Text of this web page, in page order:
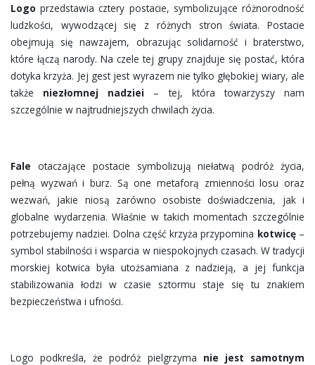
Logoprzedstawia cztery postacie, symbolizujące różnorodność
ludzkości, wywodzącej się z różnych stron świata. Postacie
obejmują się nawzajem, obrazując solidarność i braterstwo,
które łączą narody. Na czele tej grupy znajduje się postać, która
dotyka krzyża. Jej gest jest wyrazem nie tylko głębokiej wiary, ale
także niezłomnej nadziei – tej, która towarzyszy nam
szczególnie w najtrudniejszych chwilach życia.
Fale otaczające postacie symbolizują niełatwą podróż życia,
pełną wyzwań i burz. Są one metaforą zmienności losu oraz
wezwań, jakie niosą zarówno osobiste doświadczenia, jak i
globalne wydarzenia. Właśnie w takich momentach szczególnie
potrzebujemy nadziei. Dolna część krzyża przypomina kotwicę–
symbol stabilności i wsparcia w niespokojnych czasach. W tradycji
morskiej kotwica była utożsamiana z nadzieją, a jej funkcja
stabilizowania łodzi w czasie sztormu staje się tu znakiem
bezpieczeństwa i ufności.
Logo podkreśla, że podróż pielgrzyma nie jest samotnym